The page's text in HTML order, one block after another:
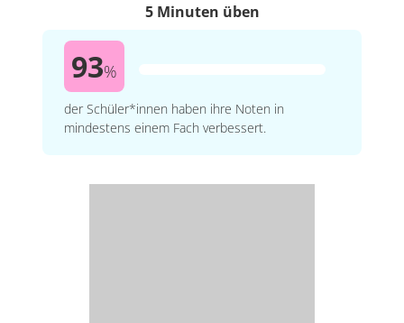
5 Minuten üben
93%
der Schüler*innen haben ihre Noten in
mindestens einem Fach verbessert.